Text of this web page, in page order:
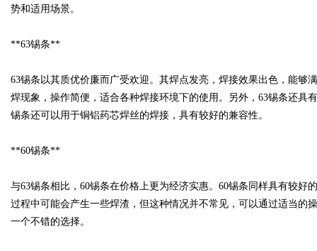
势和适用场景。
**63锡条**
63锡条以其质优价廉而广受欢迎。其焊点发亮，焊接效果出色，能够
焊现象，操作简便，适合各种焊接环境下的使用。另外，63锡条还具
锡条还可以用于铜铝药芯焊丝的焊接，具有较好的兼容性。
**60锡条**
与63锡条相比，60锡条在价格上更为经济实惠。60锡条同样具有较
过程中可能会产生一些焊渣，但这种情况并不常见，可以通过适当的
一个不错的选择。